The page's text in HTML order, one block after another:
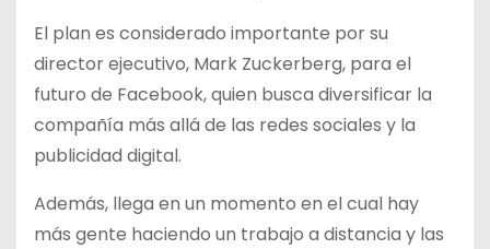
El plan es considerado importante por su
director ejecutivo, Mark Zuckerberg, para el
futuro de Facebook, quien busca diversificar la
compañía más allá de las redes sociales y la
publicidad digital.
Además, llega en un momento en el cual hay
más gente haciendo un trabajo a distancia y las